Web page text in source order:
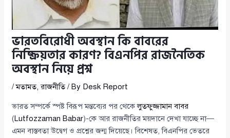
ভারতবিরোধী অবস্থান কি বাবরের
নিষ্ক্রিয়তার কারণ? বিএনপির রাজনৈতিক
অবস্থান নিয়ে প্রশ্ন
/মতামত,রাজনীতি/ By Desk Report
ভারত সম্পর্কে স্পষ্ট বিরূপ মন্তব্যের পর থেকেলুতফুজ্জামান বাবর
(Lutfozzaman Babar)-কে আর রাজনীতির ময়দানে দেখা যাচ্ছে না—
এমন বাস্তবতা উদ্বেগ ও প্রশ্নের জন্ম দিয়েছে। বিশেষত, বিএনপির ভেতরে